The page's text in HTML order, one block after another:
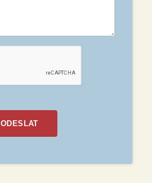
ODESLAT